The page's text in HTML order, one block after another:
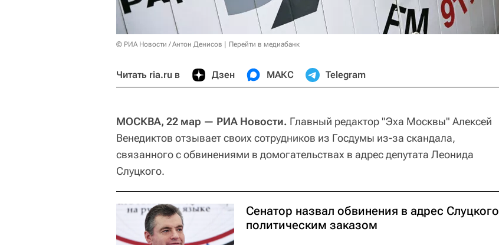
© РИА Новости / Антон Денисов Перейти в медиабанк
Читать ria.ru в Дзен МАКС Telegram
МОСКВА, 22 мар — РИА Новости. Главный редактор "Эха Москвы" Алексей
Венедиктов отзывает своих сотрудников из Госдумы из-за скандала,
связанного с обвинениями в домогательствах в адрес депутата Леонида
Слуцкого.
Сенатор назвал обвинения в адрес Слуцкого
политическим заказом